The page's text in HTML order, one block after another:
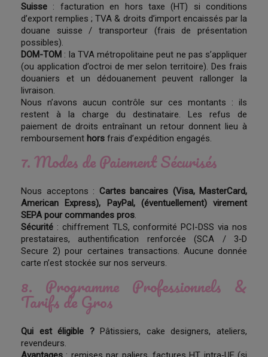
Suisse : facturation en hors taxe (HT) si conditions
d’export remplies ; TVA & droits d’import encaissés par la
douane suisse / transporteur (frais de présentation
possibles).
DOM-TOM : la TVA métropolitaine peut ne pas s’appliquer
(ou application d’octroi de mer selon territoire). Des frais
douaniers et un dédouanement peuvent rallonger la
livraison.
Nous n’avons aucun contrôle sur ces montants : ils
restent à la charge du destinataire. Les refus de
paiement de droits entraînant un retour donnent lieu à
remboursement hors frais d’expédition engagés.
7. Modes de Paiement Sécurisés
Nous acceptons : Cartes bancaires (Visa, MasterCard,
American Express), PayPal, (éventuellement) virement
SEPA pour commandes pros.
Sécurité : chiffrement TLS, conformité PCI-DSS via nos
prestataires, authentification renforcée (SCA / 3‑D
Secure 2) pour certaines transactions. Aucune donnée
carte n’est stockée sur nos serveurs.
8. Programme Professionnels &
Tarifs de Gros
Qui est éligible ?Pâtissiers, cake designers, ateliers,
revendeurs.